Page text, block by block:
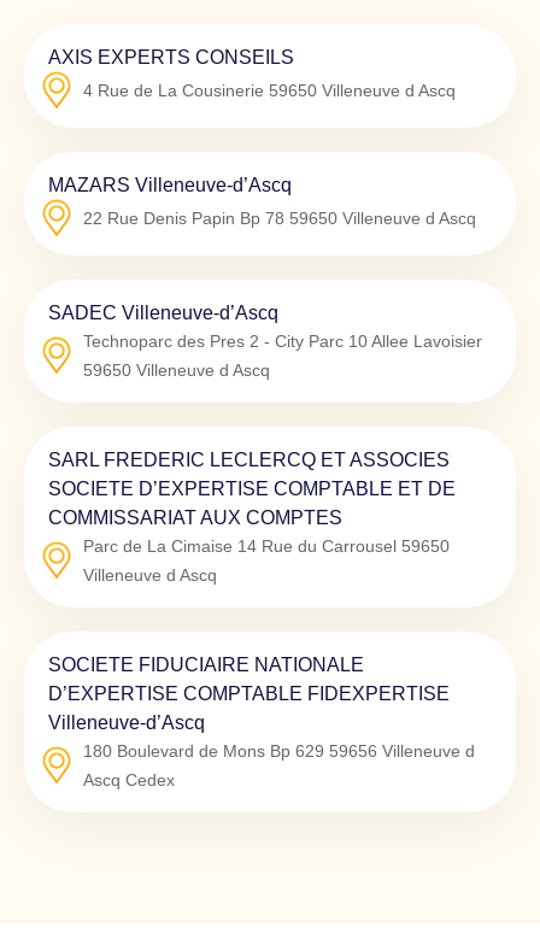
AXIS EXPERTS CONSEILS
4 Rue de La Cousinerie 59650 Villeneuve d Ascq
MAZARS Villeneuve-d’Ascq
22 Rue Denis Papin Bp 78 59650 Villeneuve d Ascq
SADEC Villeneuve-d’Ascq
Technoparc des Pres 2 - City Parc 10 Allee Lavoisier
59650 Villeneuve d Ascq
SARL FREDERIC LECLERCQ ET ASSOCIES
SOCIETE D’EXPERTISE COMPTABLE ET DE
COMMISSARIAT AUX COMPTES
Parc de La Cimaise 14 Rue du Carrousel 59650
Villeneuve d Ascq
SOCIETE FIDUCIAIRE NATIONALE
D’EXPERTISE COMPTABLE FIDEXPERTISE
Villeneuve-d’Ascq
180 Boulevard de Mons Bp 629 59656 Villeneuve d
Ascq Cedex